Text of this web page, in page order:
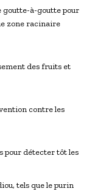
goutte-à-goutte pour
zone racinaire
des fruits et
contre les
pour détecter tôt les
tels que le purin